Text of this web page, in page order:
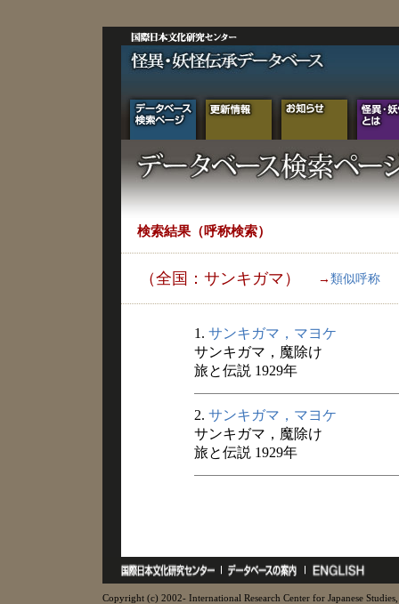
検索結果（呼称検索）
（全国：サンキガマ） → 類似呼称
1. サンキガマ，マヨケ
サンキガマ，魔除け
旅と伝説 1929年
2. サンキガマ，マヨケ
サンキガマ，魔除け
旅と伝説 1929年
Copyright (c) 2002- International Research Center for Japanese